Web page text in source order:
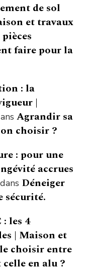
de sol
et travaux
faire pour la
: la
|
Agrandir sa
choisir ?
: pour une
accrues
dans Déneiger
sécurité.
les 4
| Maison et
choisir entre
en alu ?